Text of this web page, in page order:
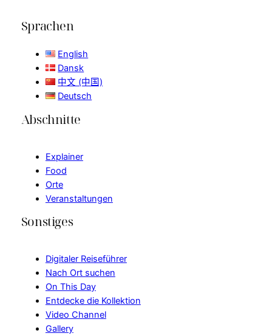
Sprachen
English
Dansk
中文 (中国)
Deutsch
Abschnitte
Explainer
Food
Orte
Veranstaltungen
Sonstiges
Digitaler Reiseführer
Nach Ort suchen
On This Day
Entdecke die Kollektion
Video Channel
Gallery